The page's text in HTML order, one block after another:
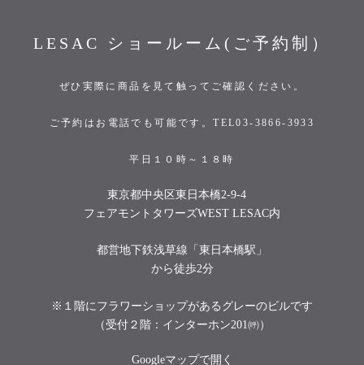
LESAC ショールーム(ご予約制）
ぜひ実際に商品を見て触ってご確認ください。
ご予約はお電話でも可能です。TEL03-3866-3933
平日１０時～１８時
東京都中央区東日本橋2-9-4
フェアモントタワーズWEST LESAC内
都営地下鉄浅草線「東日本橋駅」
から徒歩2分
※１階にフラワーショップがあるグレーのビルです
（受付２階：インターホン201㈺）
Googleマップで開く